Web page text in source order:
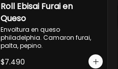
Roll Ebisai Furai en
Queso
Envoltura en queso
philadelphia. Camaron furai,
palta, pepino.
$7.490